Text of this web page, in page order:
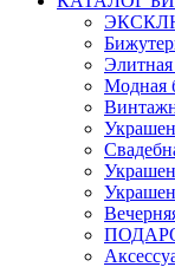
Модная